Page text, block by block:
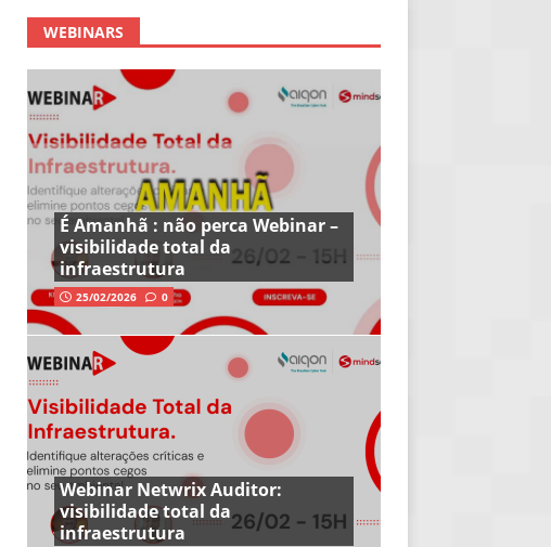
WEBINARS
É Amanhã : não perca Webinar –
visibilidade total da
infraestrutura
25/02/2026 0
Webinar Netwrix Auditor:
visibilidade total da
infraestrutura